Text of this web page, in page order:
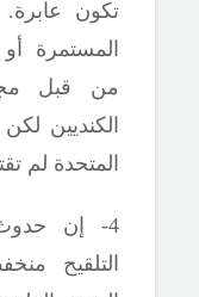
تكون
المستمرة أو
من قبل
الكنديين
المتحدة لم
4- إن
التلقيح